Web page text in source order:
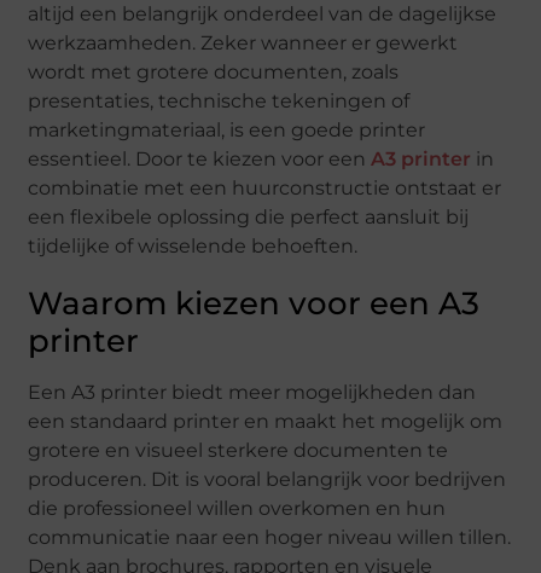
altijd een belangrijk onderdeel van de dagelijkse
werkzaamheden. Zeker wanneer er gewerkt
wordt met grotere documenten, zoals
presentaties, technische tekeningen of
marketingmateriaal, is een goede printer
essentieel. Door te kiezen voor een A3 printer in
combinatie met een huurconstructie ontstaat er
een flexibele oplossing die perfect aansluit bij
tijdelijke of wisselende behoeften.
Waarom kiezen voor een A3
printer
Een A3 printer biedt meer mogelijkheden dan
een standaard printer en maakt het mogelijk om
grotere en visueel sterkere documenten te
produceren. Dit is vooral belangrijk voor bedrijven
die professioneel willen overkomen en hun
communicatie naar een hoger niveau willen tillen.
Denk aan brochures, rapporten en visuele